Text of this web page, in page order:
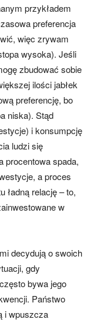
przykładem
preferencja
więc zrywam
wysoka). Jeśli
zbudować sobie
ilości jabłek
preferencję, bo
niska). Stąd
i konsumpcję
ludzi się
procentowa spada,
a proces
ładną relację – to,
w
decydują o swoich
gdy
bywa jego
Państwo
i wpuszcza